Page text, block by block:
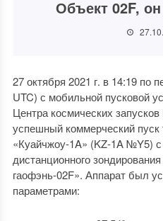
Объект 02F,
27 октября 2021 г. в 14:19 по
UTC) с мобильной пусковой
Центра космических
успешный коммерческий
«Куайчжоу-1A» (KZ-1A №Y5)
дистанционного
гаофэнь-02F». Аппарат был
параметрами: